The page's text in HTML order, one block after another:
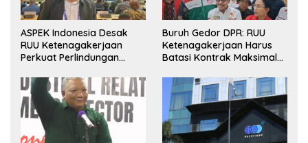
ASPEK Indonesia Desak
RUU Ketenagakerjaan
Perkuat Perlindungan
Pesangon
Buruh Gedor DPR: RUU
Ketenagakerjaan Harus
Batasi Kontrak Maksimal
Berbasis KHL